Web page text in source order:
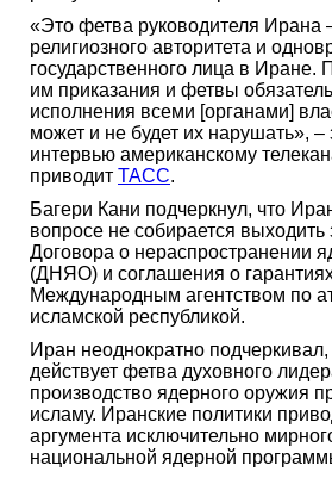
«Это фетва руководителя Ирана
религиозного авторитета и
государственного лица в Иране.
им приказания и фетвы
исполнения всеми [органами]
может и не будет их нарушать», –
интервью американскому
приводит ТАСС.
Багери Кани подчеркнул, что
вопросе не собирается выходить
Договора о нераспространении
(ДНЯО) и соглашения о
Международным агентством по
исламской республикой.
Иран неоднократно подчеркивал,
действует фетва духовного
производство ядерного оружия
исламу. Иранские политики
аргумента исключительно
национальной ядерной